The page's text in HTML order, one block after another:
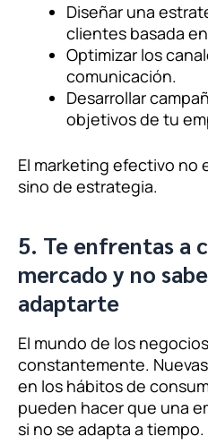
Diseñar una
clientes basada
Optimizar los
comunicación.
Desarrollar
objetivos de tu
El marketing efectivo no
sino de estrategia.
5. Te enfrentas a
mercado y no
adaptarte
El mundo de los
constantemente.
en los hábitos de
pueden hacer que una
si no se adapta a tiempo.